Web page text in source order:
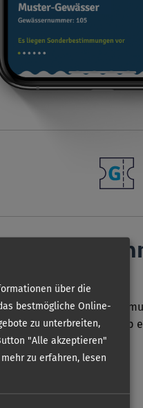
genauen
kostenlos in unserer App
über die
bestmögliche Online-
zu unterbreiten,
"Alle akzeptieren"
mehr zu erfahren, lesen